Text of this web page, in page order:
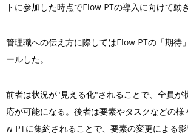
トに参加した時点でFlow PTの導入に向けて動
管理職への伝え方に際してはFlow PTの「期待
ールした。
前者は状況が"見える化"されることで、全員が
応が可能になる。後者は要素やタスクなどの
w PTに集約されることで、要素の変更による